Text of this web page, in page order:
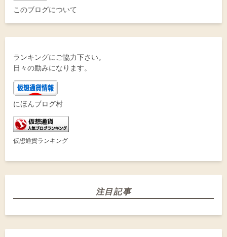
このブログについて
ランキングにご協力下さい。
日々の励みになります。
にほんブログ村
仮想通貨ランキング
注目記事